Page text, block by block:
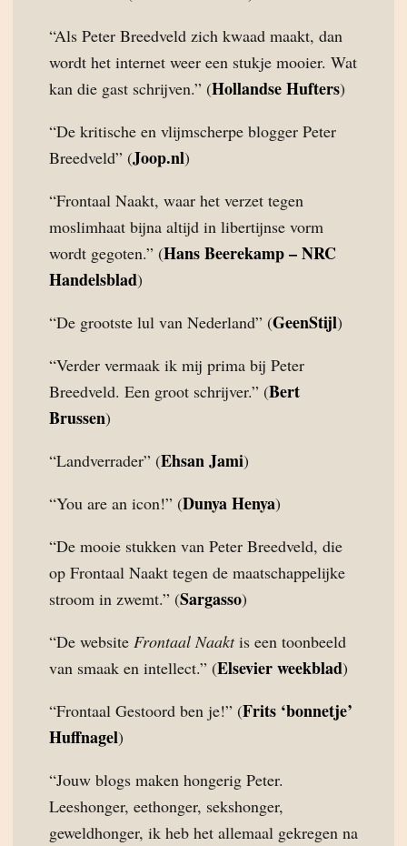
“Als Peter Breedveld zich kwaad maakt, dan
wordt het internet weer een stukje mooier. Wat
kan die gast schrijven.” (Hollandse Hufters)
“De kritische en vlijmscherpe blogger Peter
Breedveld” (Joop.nl)
“Frontaal Naakt, waar het verzet tegen
moslimhaat bijna altijd in libertijnse vorm
wordt gegoten.” (Hans Beerekamp – NRC
Handelsblad)
“De grootste lul van Nederland” (GeenStijl)
“Verder vermaak ik mij prima bij Peter
Breedveld. Een groot schrijver.” (Bert
Brussen)
“Landverrader” (Ehsan Jami)
“You are an icon!” (Dunya Henya)
“De mooie stukken van Peter Breedveld, die
op Frontaal Naakt tegen de maatschappelijke
stroom in zwemt.” (Sargasso)
“De website Frontaal Naaktis een toonbeeld
van smaak en intellect.” (Elsevier weekblad)
“Frontaal Gestoord ben je!” (Frits ‘bonnetje’
Huffnagel)
“Jouw blogs maken hongerig Peter.
Leeshonger, eethonger, sekshonger,
geweldhonger, ik heb het allemaal gekregen na